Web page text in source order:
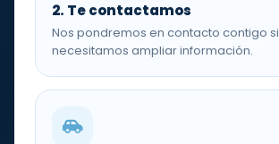
2. Te contactamos
Nos pondremos en contacto contigo si
necesitamos ampliar información.